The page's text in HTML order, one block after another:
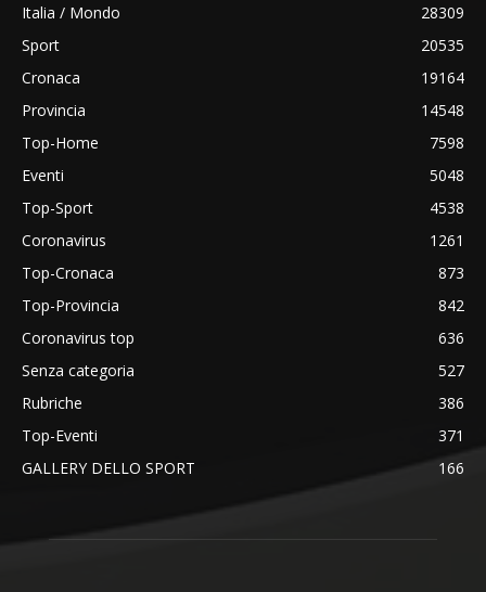
Italia / Mondo
28309
Sport
20535
Cronaca
19164
Provincia
14548
Top-Home
7598
Eventi
5048
Top-Sport
4538
Coronavirus
1261
Top-Cronaca
873
Top-Provincia
842
Coronavirus top
636
Senza categoria
527
Rubriche
386
Top-Eventi
371
GALLERY DELLO SPORT
166